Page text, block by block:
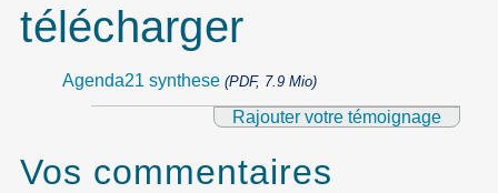
télécharger
Agenda21 synthese (PDF, 7.9 Mio)
Rajouter votre témoignage
Vos commentaires